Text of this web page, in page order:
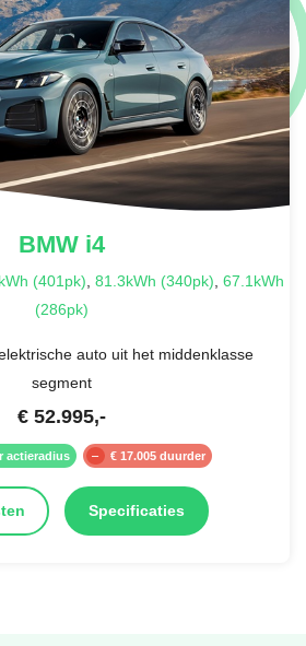
BMWi4
(401pk), 81.3kWh (340pk), 67.1kWh
(286pk)
auto uit het middenklasse
segment
€ 52.995,-
actieradius € 17.005 duurder
Specificaties